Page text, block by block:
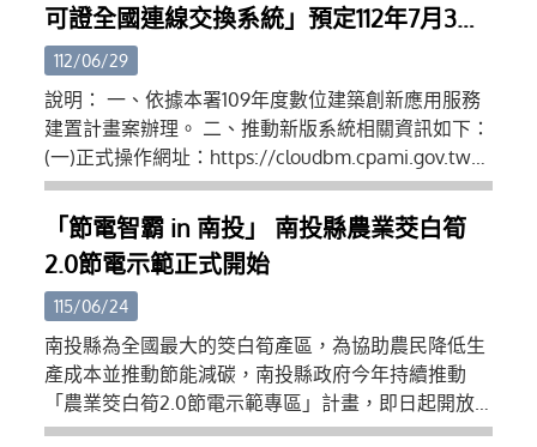
可證全國連線交換系統」預定112年7月3日
推動新舊版本系統雙軌運行使用、同年9月
1日正式轉換為單一新版系統運行
112/06/29
說明： 一、依據本署109年度數位建築創新應用服務
建置計畫案辦理。 二、推動新版系統相關資訊如下：
(一)正式操作網址：https://cloudbm.cpami.gov.tw
(二)帳號申請操作教學：https://reurl.cc/N04Zgm
(三)主管機關操作訓練講義：https://reurl.cc/dDL116
(四)APP操作訓練講義：https://reurl.cc/514lrG (五)檢
查機構操作訓練講義：https://reurl.cc/113oAp (六)專
業廠商操作訓練講義：https://reurl.cc/aVLNKX (七)
營建署昇降及機械設備許可證全國連線專業廠商社群
教學平台：https://reurl.cc/kXr7mK (八)教學影片：
https://www.youtube.com/playlist?
list=PLD8ChIrJclXHthG9RyixJ9l3PX9v2fIP5 三、旨揭
「節電智霸 in 南投」 南投縣農業茭白筍
2.0節電示範正式開始
115/06/24
南投縣為全國最大的筊白筍產區，為協助農民降低生
產成本並推動節能減碳，南投縣政府今年持續推動
「農業筊白筍2.0節電示範專區」計畫，即日起開放
申請至7月31日止，歡迎縣內筊白筍農民、產銷班及學